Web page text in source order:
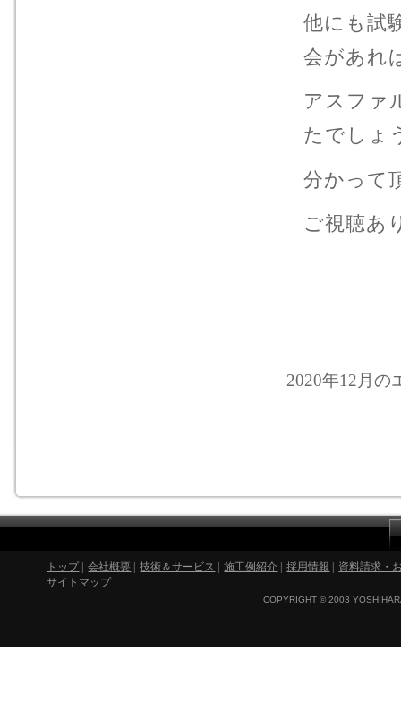
他にも試
会があれ
アスファ
たでしょ
分かって
ご視聴あ
2020年12月の
トップ| 会社概要 技術＆サービス 施工例紹介 採用情報
資料請求・
サイトマップ
COPYRIGHT © 2003